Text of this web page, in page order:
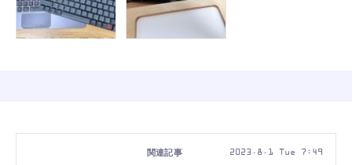
2023.8.1 Tue 7:49